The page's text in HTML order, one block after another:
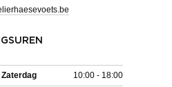
Zaterdag 10:00 - 18:00